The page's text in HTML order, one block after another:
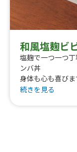
和風塩麹ビ
塩麹で一つ一つ
ンバ丼
身体も心も喜びま
また見た目も大
続きを見る